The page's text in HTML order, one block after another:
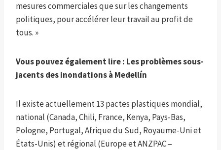
mesures commerciales que sur les changements
politiques, pour accélérer leur travail au profit de
tous. »
Vous pouvez également lire : Les problèmes sous-
jacents des inondations à Medellín
Il existe actuellement 13 pactes plastiques mondial,
national (Canada, Chili, France, Kenya, Pays-Bas,
Pologne, Portugal, Afrique du Sud, Royaume-Uni et
États-Unis) et régional (Europe et ANZPAC –